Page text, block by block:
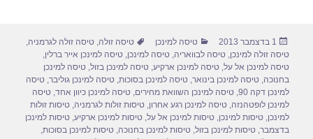
e
b
o
o
o
d
o
n
e
פורסם
בתאריך
1 בדצמבר 2013 קטגוריות
טיסה למינכן תגיות
טיסה זולה,טיסה זולה לגרמניה,
טיסה זולה למינכן,טיסה לבוואריה,טיסה למינכן,טיסה למינכן אייר ברלין,
טיסה למינכן אל על,טיסה למינכן ארקיע,טיסה למינכן בזול,טיסה למינכן
בחנוכה,טיסה למינכן בינואר,טיסה למינכן בסוכות,טיסה למינכן גוליבר,טיסה
למינכן דקה 90
,טיסה למינכן השוואת מחירים,טיסה למינכן כיוון אחד,טיסה
למינכן לופטהנזה,טיסה למינכן רגע אחרון,טיסות זולות לגרמניה,טיסות זולות
למינכן,טיסות למינכן,טיסות למינכן אל על,טיסות למינכן ארקיע,טיסות למינכן
בדצמבר,טיסות למינכן בזול,טיסות למינכן בחנוכה,טיסות למינכן בסוכות,